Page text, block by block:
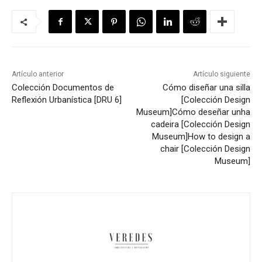
Artículo anterior
Colección Documentos de
Reflexión Urbanística [DRU 6]
Artículo siguiente
Cómo diseñar una silla
[Colección Design
Museum] Cómo deseñar unha
cadeira [Colección Design
Museum] How to design a
chair [Colección Design
Museum]